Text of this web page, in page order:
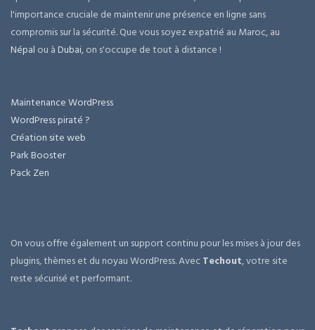
l'importance cruciale de maintenir une présence en ligne sans
compromis sur la sécurité. Que vous soyez expatrié au Maroc, au
Népal ou àDubai, on s'occupe de tout à distance !
Maintenance WordPress
WordPress piraté ?
Création site web
Park Booster
Pack Zen
On vous offre également un support continu pour les mises à jour des
plugins, thèmes et du noyau WordPress. AvecTechout, votre site
reste sécurisé et performant.